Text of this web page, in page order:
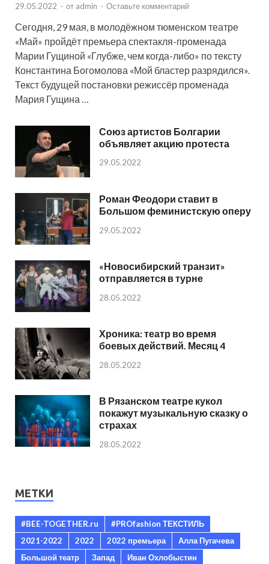
29.05.2022 - от admin - Оставьте комментарий
Сегодня, 29 мая, в молодёжном тюменском театре
«Май» пройдёт премьера спектакля-променада
Марии Гущиной «Глубже, чем когда-либо» по тексту
Константина Богомолова «Мой бластер разрядился».
Текст будущей постановки режиссёр променада
Мария Гущина …
Союз артистов Болгарии
объявляет акцию протеста
29.05.2022
Роман Феодори ставит в
Большом феминистскую оперу
29.05.2022
«Новосибирский транзит»
отправляется в турне
28.05.2022
Хроника: театр во время
боевых действий. Месяц 4
28.05.2022
В Рязанском театре кукол
покажут музыкальную сказку о
страхах
28.05.2022
МЕТКИ
#BEE-TOGETHER.ru
#PROfashion ТЕКСТИЛЬ
2021-2022
2022 2022 премьера
Алла Пугачева
Большой театр
Запад
Иван Охлобыстин